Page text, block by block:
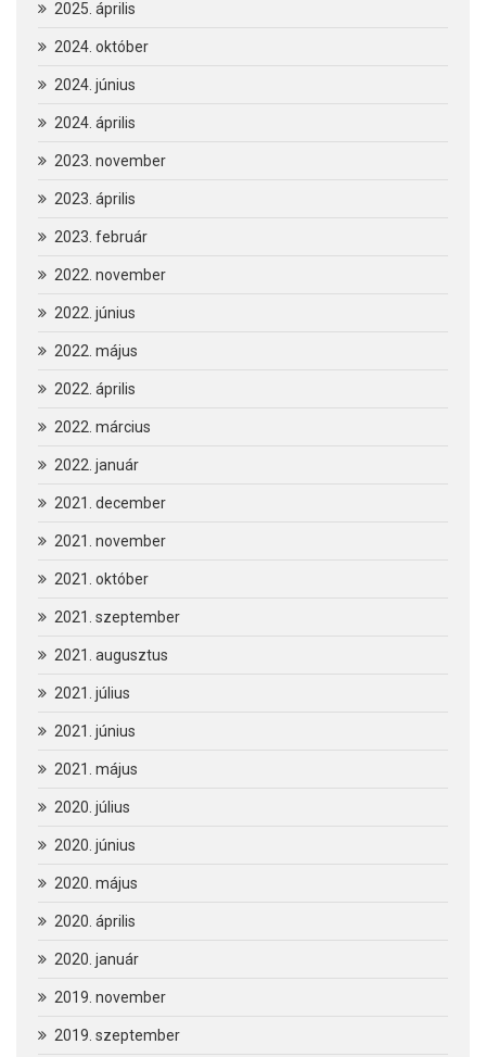
2025. április
2024. október
2024. június
2024. április
2023. november
2023. április
2023. február
2022. november
2022. június
2022. május
2022. április
2022. március
2022. január
2021. december
2021. november
2021. október
2021. szeptember
2021. augusztus
2021. július
2021. június
2021. május
2020. július
2020. június
2020. május
2020. április
2020. január
2019. november
2019. szeptember